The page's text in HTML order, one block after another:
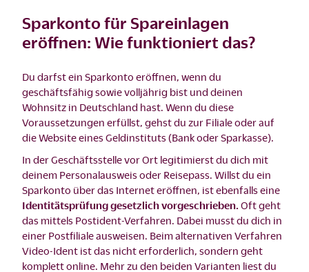
Sparkonto für Spareinlagen
eröffnen: Wie funktioniert das?
Du darfst ein Sparkonto eröffnen, wenn du
geschäftsfähig sowie volljährig bist und deinen
Wohnsitz in Deutschland hast. Wenn du diese
Voraussetzungen erfüllst, gehst du zur Filiale oder auf
die Website eines Geldinstituts (Bank oder Sparkasse).
In der Geschäftsstelle vor Ort legitimierst du dich mit
deinem Personalausweis oder Reisepass. Willst du ein
Sparkonto über das Internet eröffnen, ist ebenfalls eine
Identitätsprüfung gesetzlich vorgeschrieben. Oft geht
das mittels Postident-Verfahren. Dabei musst du dich in
einer Postfiliale ausweisen. Beim alternativen Verfahren
Video-Ident ist das nicht erforderlich, sondern geht
komplett online. Mehr zu den beiden Varianten liest du